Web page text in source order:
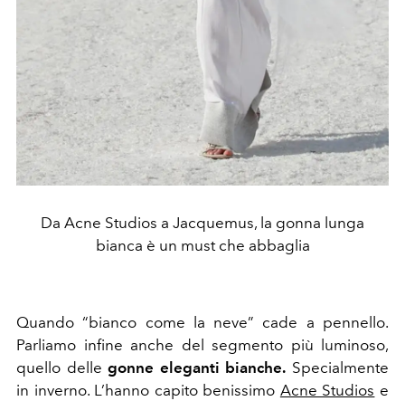
Da Acne Studios a Jacquemus, la gonna lunga
bianca è un must che abbaglia
Quando “bianco come la neve” cade a pennello.
Parliamo infine anche del segmento più luminoso,
quello dellegonne eleganti bianche. Specialmente
in inverno. L’hanno capito benissimo Acne Studios e